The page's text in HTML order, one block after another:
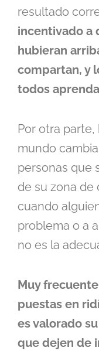
resultado
incentivado a
hubieran
compartan, y
todos
Por otra
mundo
personas que
de su zona de
cuando
problema o a
no es la
Muy
puestas en
es valorado
que dejen de